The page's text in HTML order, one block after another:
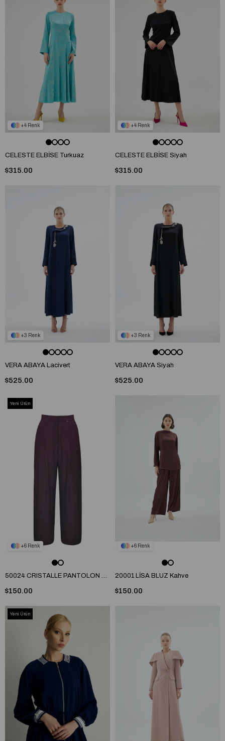
4
CELESTE ELBİSE Turkuaz
$315.00
4
CELESTE ELBİSE Siyah
$315.00
3
VERA ABAYA Lacivert
$525.00
3
VERA ABAYA Siyah
$525.00
6
$150.00
Yeni Ürün
6
20001 LİSA BLUZ Kahve
$150.00
Yeni Ürün